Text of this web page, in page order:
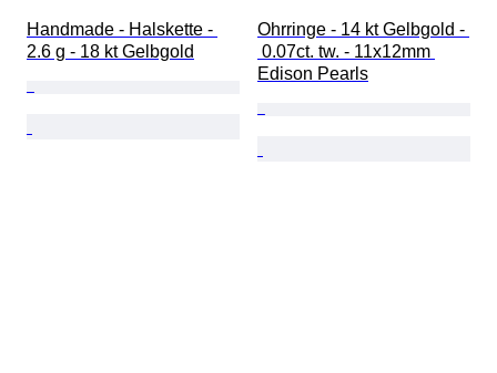
Handmade - Halskette -
2.6 g - 18 kt Gelbgold
Ohrringe - 14 kt Gelbgold -
0.07ct. tw. - 11x12mm
Edison Pearls